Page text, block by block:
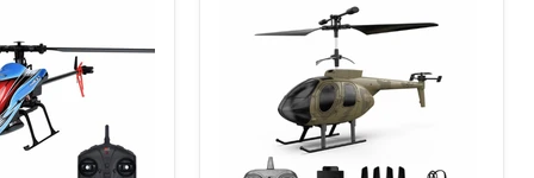
2.4G
Motore
giroscopico